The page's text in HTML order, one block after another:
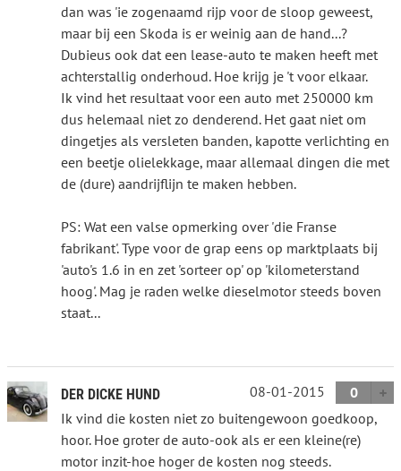
dan was 'ie zogenaamd rijp voor de sloop geweest,
maar bij een Skoda is er weinig aan de hand...?
Dubieus ook dat een lease-auto te maken heeft met
achterstallig onderhoud. Hoe krijg je 't voor elkaar.
Ik vind het resultaat voor een auto met 250000 km
dus helemaal niet zo denderend. Het gaat niet om
dingetjes als versleten banden, kapotte verlichting en
een beetje olielekkage, maar allemaal dingen die met
de (dure) aandrijflijn te maken hebben.
PS: Wat een valse opmerking over 'die Franse
fabrikant'. Type voor de grap eens op marktplaats bij
'auto's 1.6 in en zet 'sorteer op' op 'kilometerstand
hoog'. Mag je raden welke dieselmotor steeds boven
staat...
DER DICKE HUND 08-01-2015
0
Ik vind die kosten niet zo buitengewoon goedkoop,
hoor. Hoe groter de auto-ook als er een kleine(re)
motor inzit-hoe hoger de kosten nog steeds.